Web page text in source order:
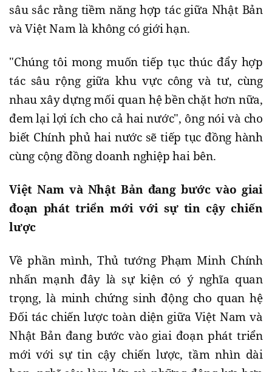
sâu sắc rằng tiềm năng hợp tác giữa Nhật Bản
và Việt Nam là không có giới hạn.
"Chúng tôi mong muốn tiếp tục thúc đẩy hợp
tác sâu rộng giữa khu vực công và tư, cùng
nhau xây dựng mối quan hệ bền chặt hơn nữa,
đem lại lợi ích cho cả hai nước", ông nói và cho
biết Chính phủ hai nước sẽ tiếp tục đồng hành
cùng cộng đồng doanh nghiệp hai bên.
Việt Nam và Nhật Bản đang bước vào giai
đoạn phát triển mới với sự tin cậy chiến
lược
Về phần mình, Thủ tướng Phạm Minh Chính
nhấn mạnh đây là sự kiện có ý nghĩa quan
trọng, là minh chứng sinh động cho quan hệ
Đối tác chiến lược toàn diện giữa Việt Nam và
Nhật Bản đang bước vào giai đoạn phát triển
mới với sự tin cậy chiến lược, tầm nhìn dài